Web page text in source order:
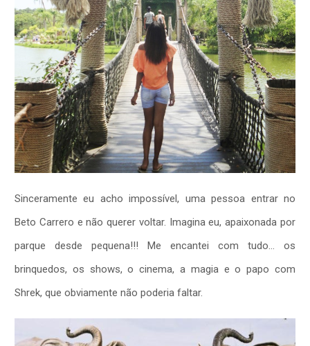
Sinceramente eu acho impossível, uma pessoa entrar no
Beto Carrero e não querer voltar. Imagina eu, apaixonada por
parque desde pequena!!! Me encantei com tudo… os
brinquedos, os shows, o cinema, a magia e o papo com
Shrek, que obviamente não poderia faltar.